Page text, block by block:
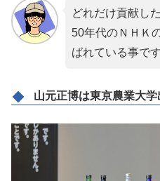
どれだけ貢献し
50年代のＮＨＫ
ばれている事で
山元正博は東京農業大学